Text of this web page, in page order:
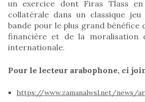
un exercice dont Firas Tlass
collatérale dans un classique
bande pour le plus grand bénéfice
financière et de la moralisation
internationale.
Pour le lecteur arabophone, ci
https://www.zamanalwsl.net/news/